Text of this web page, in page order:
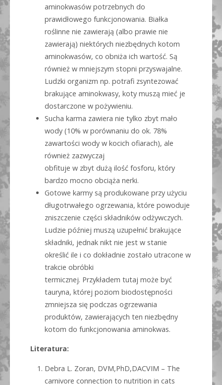
aminokwasów potrzebnych do
prawidłowego funkcjonowania. Białka
roślinne nie zawierają (albo prawie nie
zawierają) niektórych niezbędnych kotom
aminokwasów, co obniża ich wartość. Są
również w mniejszym stopni przyswajalne.
Ludzki organizm np. potrafi zsyntezować
brakujące aminokwasy, koty muszą mieć je
dostarczone w pożywieniu.
Sucha karma zawiera nie tylko zbyt mało
wody (10% w porównaniu do ok. 78%
zawartości wody w kocich ofiarach), ale
również zazwyczaj
obfituje w zbyt dużą ilość fosforu, który
bardzo mocno obciąża nerki.
Gotowe karmy są produkowane przy użyciu
długotrwałego ogrzewania, które powoduje
zniszczenie części składników odżywczych.
Ludzie później muszą uzupełnić brakujące
składniki, jednak nikt nie jest w stanie
określić ile i co dokładnie zostało utracone w
trakcie obróbki
termicznej. Przykładem tutaj może być
tauryna, której poziom biodostępności
zmniejsza się podczas ogrzewania
produktów, zawierających ten niezbędny
kotom do funkcjonowania aminokwas.
Literatura:
Debra L. Zoran, DVM,PhD,DACVIM – The
carnivore connection to nutrition in cats